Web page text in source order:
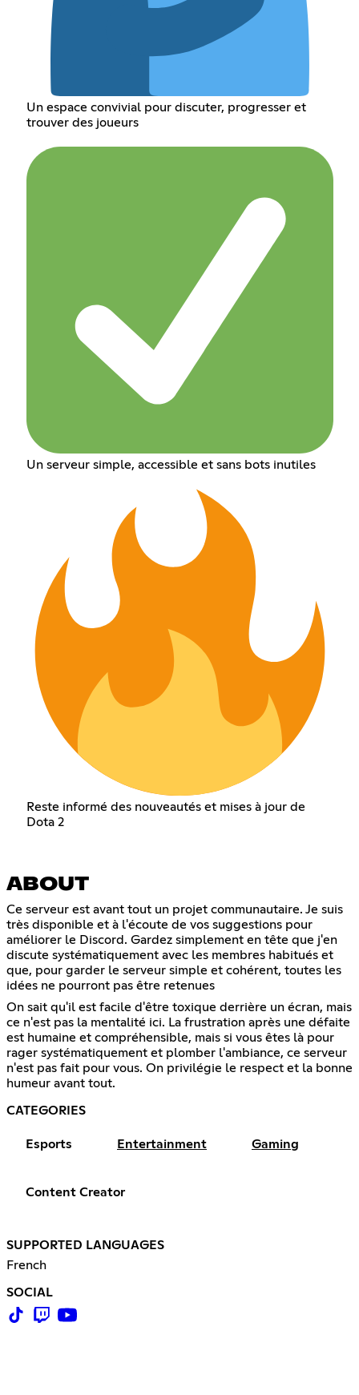
Un espace convivial pour discuter, progresser et
trouver des joueurs
Un serveur simple, accessible et sans bots inutiles
Reste informé des nouveautés et mises à jour de
Dota 2
ABOUT
Ce serveur est avant tout un projet communautaire. Je suis
très disponible et à l'écoute de vos suggestions pour
améliorer le Discord. Gardez simplement en tête que j'en
discute systématiquement avec les membres habitués et
que, pour garder le serveur simple et cohérent, toutes les
idées ne pourront pas être retenues
On sait qu'il est facile d'être toxique derrière un écran, mais
ce n'est pas la mentalité ici. La frustration après une défaite
est humaine et compréhensible, mais si vous êtes là pour
rager systématiquement et plomber l'ambiance, ce serveur
n'est pas fait pour vous. On privilégie le respect et la bonne
humeur avant tout.
CATEGORIES
Esports Entertainment Gaming
Content Creator
SUPPORTED LANGUAGES
French
SOCIAL